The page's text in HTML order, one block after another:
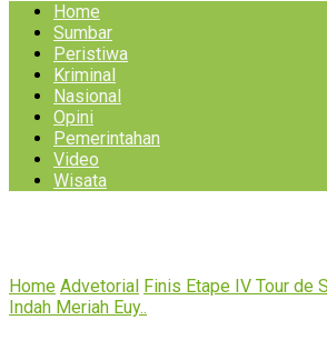
Home
Sumbar
Peristiwa
Kriminal
Nasional
Opini
Pemerintahan
Video
Wisata
Home Advetorial Finis Etape IV Tour de
Indah Meriah Euy..